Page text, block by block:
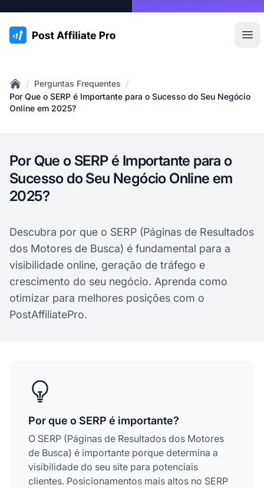
:site.title
Home
/ Perguntas Frequentes /
Por Que o SERP é Importante para o Sucesso do Seu Negócio
Online em 2025?
Por Que o SERP é Importante para o
Sucesso do Seu Negócio Online em
2025?
Descubra por que o SERP (Páginas de Resultados
dos Motores de Busca) é fundamental para a
visibilidade online, geração de tráfego e
crescimento do seu negócio. Aprenda como
otimizar para melhores posições com o
PostAffiliatePro.
Por que o SERP é importante?
O SERP (Páginas de Resultados dos Motores
de Busca) é importante porque determina a
visibilidade do seu site para potenciais
clientes. Posicionamentos mais altos no SERP